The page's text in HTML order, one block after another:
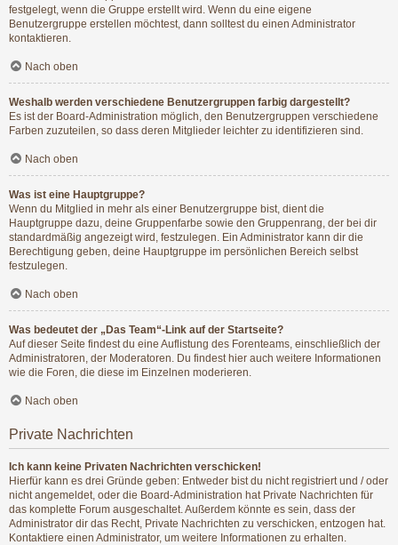
festgelegt, wenn die Gruppe erstellt wird. Wenn du eine eigene
Benutzergruppe erstellen möchtest, dann solltest du einen Administrator
kontaktieren.
Nach oben
Weshalb werden verschiedene Benutzergruppen farbig dargestellt?
Es ist der Board-Administration möglich, den Benutzergruppen verschiedene
Farben zuzuteilen, so dass deren Mitglieder leichter zu identifizieren sind.
Nach oben
Was ist eine Hauptgruppe?
Wenn du Mitglied in mehr als einer Benutzergruppe bist, dient die
Hauptgruppe dazu, deine Gruppenfarbe sowie den Gruppenrang, der bei dir
standardmäßig angezeigt wird, festzulegen. Ein Administrator kann dir die
Berechtigung geben, deine Hauptgruppe im persönlichen Bereich selbst
festzulegen.
Nach oben
Was bedeutet der „Das Team“-Link auf der Startseite?
Auf dieser Seite findest du eine Auflistung des Forenteams, einschließlich der
Administratoren, der Moderatoren. Du findest hier auch weitere Informationen
wie die Foren, die diese im Einzelnen moderieren.
Nach oben
Private Nachrichten
Ich kann keine Privaten Nachrichten verschicken!
Hierfür kann es drei Gründe geben: Entweder bist du nicht registriert und / oder
nicht angemeldet, oder die Board-Administration hat Private Nachrichten für
das komplette Forum ausgeschaltet. Außerdem könnte es sein, dass der
Administrator dir das Recht, Private Nachrichten zu verschicken, entzogen hat.
Kontaktiere einen Administrator, um weitere Informationen zu erhalten.